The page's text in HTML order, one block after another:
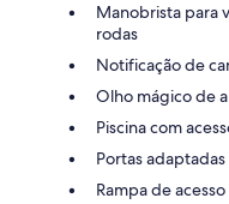
Manobrista para
rodas
Notificação de
Olho mágico de
Piscina com
Portas
Rampa de